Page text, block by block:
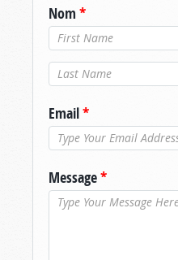
Nom *
Nom de
famille*
Email*
Message*